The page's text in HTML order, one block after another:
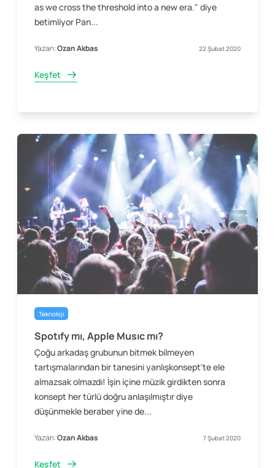
as we cross the threshold into a new era." diye
betimliyor Pan...
Yazan:Ozan Akbas 22 Şubat 2020
Keşfet
Teknoloji
Spotıfy mı, Apple Musıc mı?
Çoğu arkadaş grubunun bitmek bilmeyen
tartışmalarından bir tanesini yanlışkonsept'te ele
almazsak olmazdı! İşin içine müzik girdikten sonra
konsept her türlü doğru anlaşılmıştır diye
düşünmekle beraber yine de...
Yazan:Ozan Akbas 7 Şubat 2020
Keşfet